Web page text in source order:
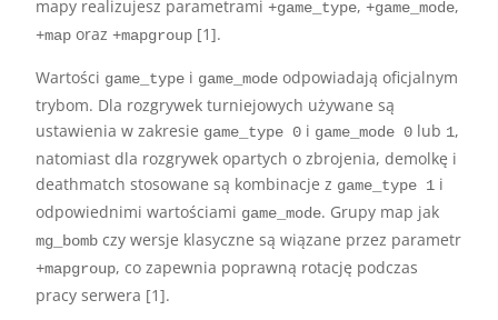
mapy realizujesz parametrami+game_type,+game_mode,
+map oraz+mapgroup [1].
Wartości game_type i game_mode odpowiadają oficjalnym
trybom. Dla rozgrywek turniejowych używane są
ustawienia w zakresie game_type 0 i game_mode 0 lub 1,
natomiast dla rozgrywek opartych o zbrojenia, demolkę i
deathmatch stosowane są kombinacje z game_type 1 i
odpowiednimi wartościami game_mode. Grupy map jak
mg_bomb czy wersje klasyczne są wiązane przez parametr
+mapgroup, co zapewnia poprawną rotację podczas
pracy serwera [1].